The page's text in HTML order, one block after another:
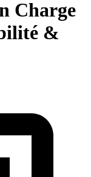
Charge
&